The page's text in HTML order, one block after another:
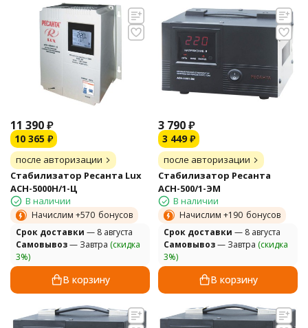
11 390₽
10 365 ₽
после авторизации
Стабилизатор Ресанта Lux
АСН-5000Н/1-Ц
В наличии
Начислим +570 бонусов
Cрок доставки — 8 августа
Самовывоз— Завтра (скидка
3%)
В корзину
3 790₽
3 449 ₽
после авторизации
Стабилизатор Ресанта
АСН-500/1-ЭМ
В наличии
Начислим +190 бонусов
Cрок доставки — 8 августа
Самовывоз— Завтра (скидка
3%)
В корзину